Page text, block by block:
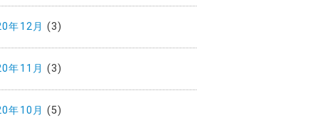
年12月 (3)
年11月 (3)
年10月 (5)